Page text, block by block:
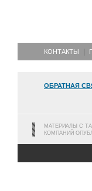
КОНТАКТЫ
ОБРАТНАЯ
МАТЕРИАЛЫ С
КОМПАНИЙ